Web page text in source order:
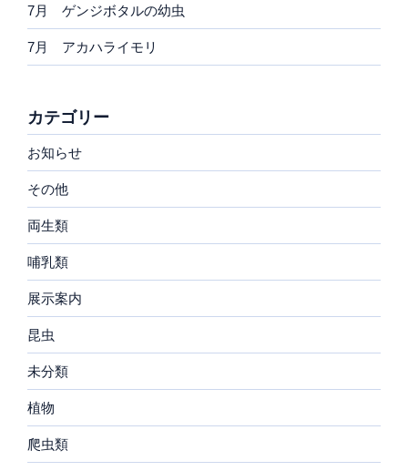
7月 ゲンジボタルの幼虫
7月 アカハライモリ
カテゴリー
お知らせ
その他
両生類
哺乳類
展示案内
昆虫
未分類
植物
爬虫類